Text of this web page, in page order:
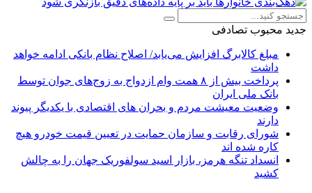
جدید محبوب تصادفی
مبلغ کالابرگ افزایش می‌یابد/ اصلاح نظام بانکی ادامه خواهد
داشت
پرداخت بیش از ۸ همت وام ازدواج به زوج‌های جوان توسط
بانک ملی ایران
وضعیت معیشت مردم و بحران های اقتصادی با یکدیگر پیوند
دارند
شورای رقابت و سازمان حمایت در تعیین قیمت خودرو هیچ
کاره شده اند
انسداد تنگه هرمز، بازار اسید سولفوریک جهان را به چالش
کشید